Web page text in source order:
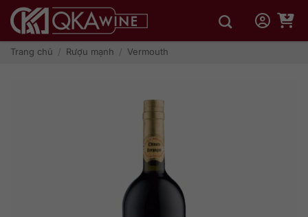
qua
dungTrang chủ / Rượu mạnh / Vermouth